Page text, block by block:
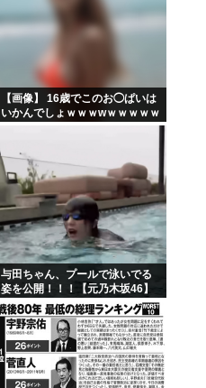
【画像】 16歳でこのお◯ぱいは
いかんでしょｗｗｗwｗｗｗｗｗ
ｗｗｗ❤
与田ちゃん、プールで泳いでる
姿を公開！！！【元乃木坂46】